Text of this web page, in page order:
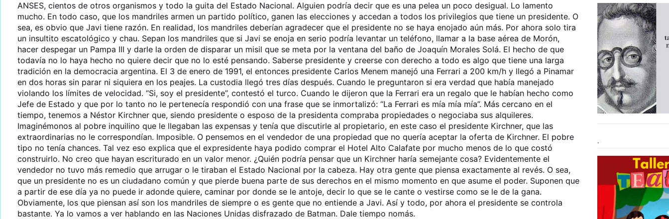
ANSES, cientos de otros organismos y todo la guita del Estado Nacional. Alguien podría decir que es una pelea un poco desigual. Lo lamento
mucho. En todo caso, que los mandriles armen un partido político, ganen las elecciones y accedan a todos los privilegios que tiene un presidente. O
sea, es obvio que Javi tiene razón. En realidad, los mandriles deberían agradecer que el presidente no se haya enojado aún más. Por ahora solo tira
un insultito escatológico y chau. Sepan los mandriles que si Javi se enoja en serio podría levantar un teléfono, llamar a la base aérea de Morón,
hacer despegar un Pampa III y darle la orden de disparar un misil que se meta por la ventana del baño de Joaquín Morales Solá. El hecho de que
todavía no lo haya hecho no quiere decir que no lo esté pensando. Saberse presidente y creerse con derecho a todo es algo que tiene una larga
tradición en la democracia argentina. El 3 de enero de 1991, el entonces presidente Carlos Menem manejó una Ferrari a 200 km/h y llegó a Pinamar
en dos horas sin parar ni siquiera en los peajes. La custodia llegó tres días después. Cuando le preguntaron si era verdad que había manejado
violando los límites de velocidad. “Si, soy el presidente”, contestó el turco. Cuando le dijeron que la Ferrari era un regalo que le habían hecho como
Jefe de Estado y que por lo tanto no le pertenecía respondió con una frase que se inmortalizó: “La Ferrari es mía mía mía”. Más cercano en el
tiempo, tenemos a Néstor Kirchner que, siendo presidente o esposo de la presidenta compraba propiedades o negociaba sus alquileres.
Imaginémonos al pobre inquilino que le llegaban las expensas y tenía que discutirle al propietario, en este caso el presidente Kirchner, que las
extraordinarias no le correspondían. Imposible. O pensemos en el vendedor de una propiedad que no quería aceptar la oferta de Kirchner. El pobre
tipo no tenía chances. Tal vez eso explica que el expresidente haya podido comprar el Hotel Alto Calafate por mucho menos de lo que costó
construirlo. No creo que hayan escriturado en un valor menor. ¿Quién podría pensar que un Kirchner haría semejante cosa? Evidentemente el
vendedor no tuvo más remedio que arrugar o le tiraban el Estado Nacional por la cabeza. Hay otra gente que piensa exactamente al revés. O sea,
que un presidente no es un ciudadano común y que pierde buena parte de sus derechos en el mismo momento en que asume el poder. Suponen que
a partir de ese día ya no puede ir adonde quiere, caminar por donde se le antoje, decir lo que se le cante o vestirse como se le de la gana.
Obviamente, los que piensan así son los mandriles de siempre o es gente que no entiende a Javi. Así y todo, por ahora el presidente se controla
bastante. Ya lo vamos a ver hablando en las Naciones Unidas disfrazado de Batman. Dale tiempo nomás.
.